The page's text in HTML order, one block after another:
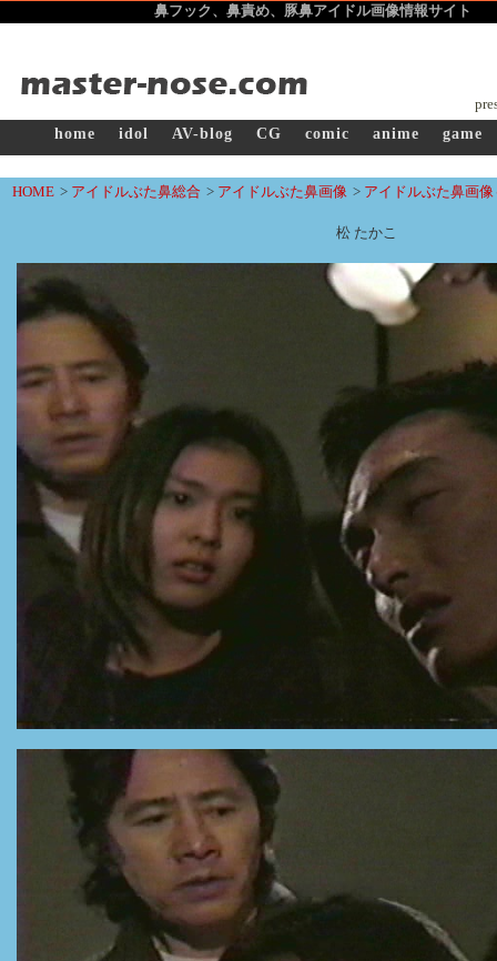
鼻フック、鼻責め、豚鼻アイドル画像情報サイト
home
idol AV-blog CG comic anime game
HOME > アイドルぶた鼻総合 > アイドルぶた鼻画像 > アイドルぶた鼻画像
松 たかこ